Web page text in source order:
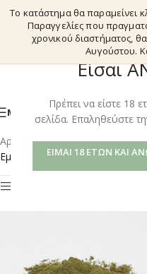
Είσαι
Πρέπει να είστε 18
σελίδα. Επαληθεύστε
ΕΊΜΑΙ 18 ΕΤΏΝ ΚΑΙ
Το κατάστημα θα παραμείνει
Παραγγελίες που
χρονικού διαστήματος,
Αυγούστου.
ΜΕΝΟΎ
Αρχική σελίδα/Shop/Προϊόντα
Εμφάνιση του μοναδικού